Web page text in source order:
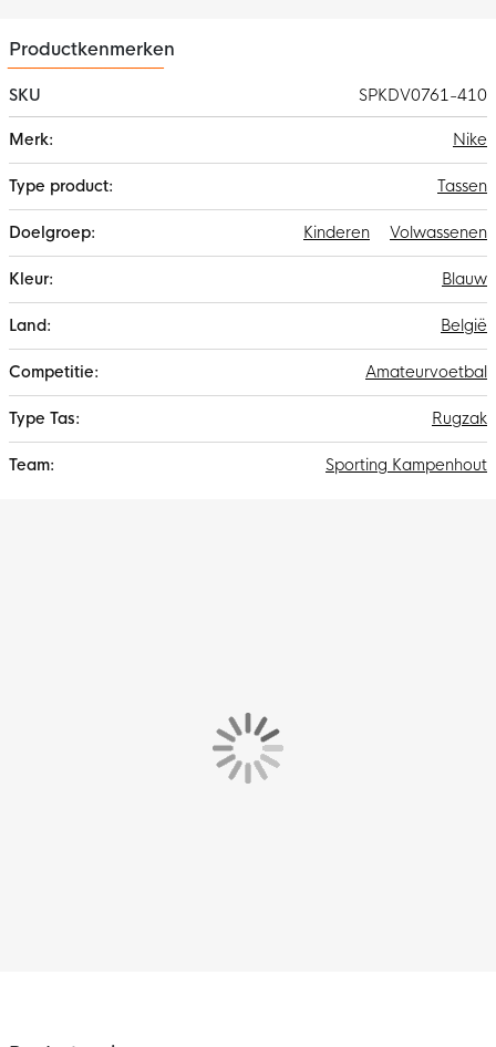
Productkenmerken
SKU
SPKDV0761-410
informatie
Nike
Tassen
Volwassenen
Kinderen
Blauw
België
Amateurvoetbal
Rugzak
Sporting Kampenhout